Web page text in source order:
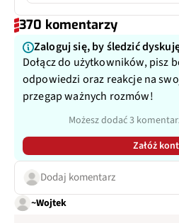
370 komentarzy
Zaloguj się, by śledzić
Dołącz do użytkowników, pisz
odpowiedzi oraz reakcje na
przegap ważnych rozmów!
Możesz dodać 3
Załóż
Dodaj komentarz
~Wojtek